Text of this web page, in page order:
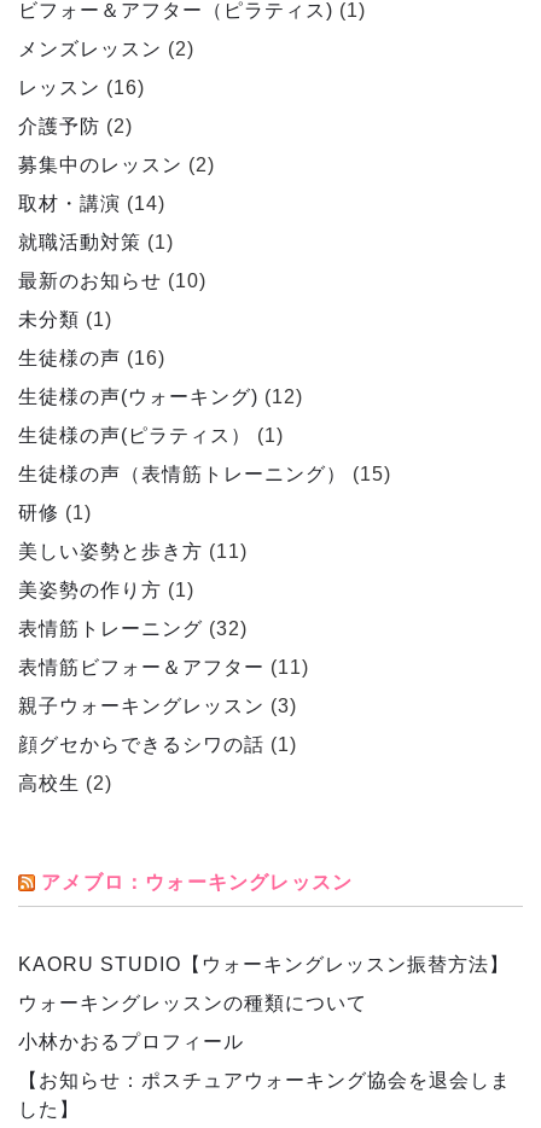
ビフォー＆アフター（ピラティス) (1)
メンズレッスン (2)
レッスン (16)
介護予防 (2)
募集中のレッスン (2)
取材・講演 (14)
就職活動対策 (1)
最新のお知らせ (10)
未分類 (1)
生徒様の声 (16)
生徒様の声(ウォーキング) (12)
生徒様の声(ピラティス）
(1)
生徒様の声（表情筋トレーニング）
(15)
研修 (1)
美しい姿勢と歩き方 (11)
美姿勢の作り方 (1)
表情筋トレーニング (32)
表情筋ビフォー＆アフター (11)
親子ウォーキングレッスン (3)
顔グセからできるシワの話 (1)
高校生 (2)
アメブロ：ウォーキングレッスン
KAORU STUDIO【ウォーキングレッスン振替方法】
ウォーキングレッスンの種類について
小林かおるプロフィール
【お知らせ：ポスチュアウォーキング協会を退会しま
した】